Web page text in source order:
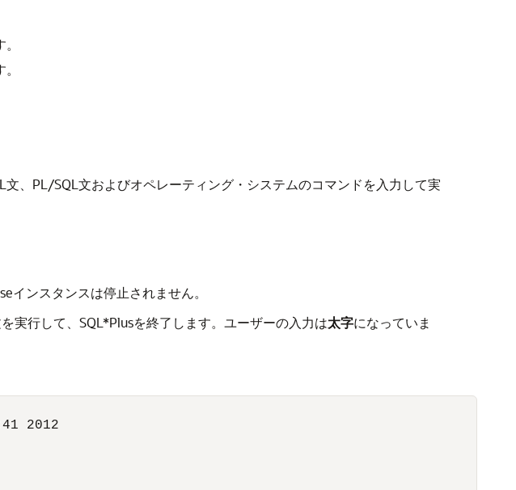
文、PL/SQL文およびオペレーティング・システムのコマンドを入力して実
インスタンスは停止されません。
実行して、SQL*Plusを終了します。ユーザーの入力は太字になっていま
2012